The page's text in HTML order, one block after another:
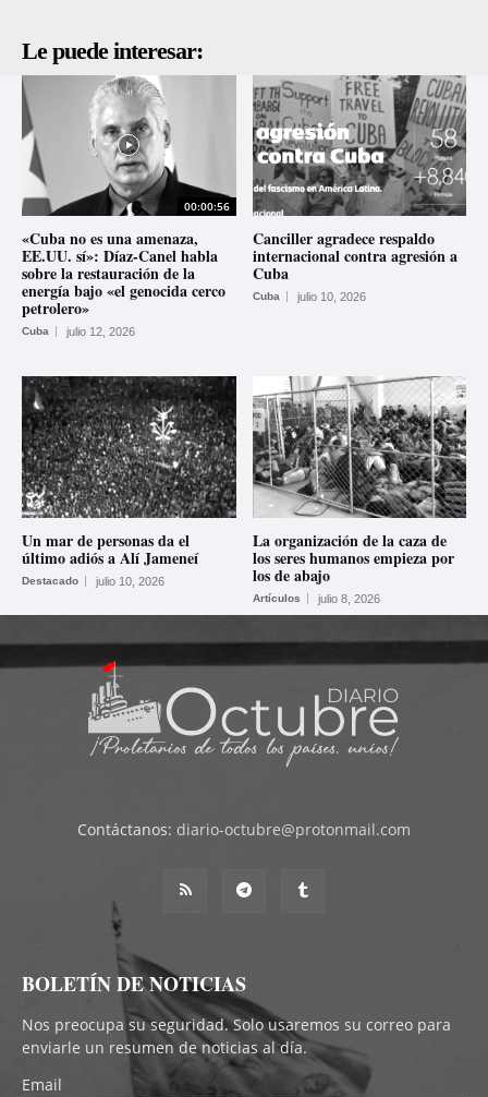
Le puede interesar:
00:00:56
«Cuba no es una amenaza,
EE.UU. sí»: Díaz-Canel habla
sobre la restauración de la
energía bajo «el genocida cerco
petrolero»
Cuba julio 12, 2026
Canciller agradece respaldo
internacional contra agresión a
Cuba
Cuba julio 10, 2026
Un mar de personas da el
último adiós a Alí Jameneí
Destacado julio 10, 2026
La organización de la caza de
los seres humanos empieza por
los de abajo
Artículos julio 8, 2026
Contáctanos: diario-octubre@protonmail.com
BOLETÍN DE NOTICIAS
Nos preocupa su seguridad. Solo usaremos su correo para
enviarle un resumen de noticias al día.
Email